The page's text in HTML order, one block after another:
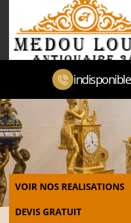
indisponible
VOIR NOS REALISATIONS
DEVIS GRATUIT